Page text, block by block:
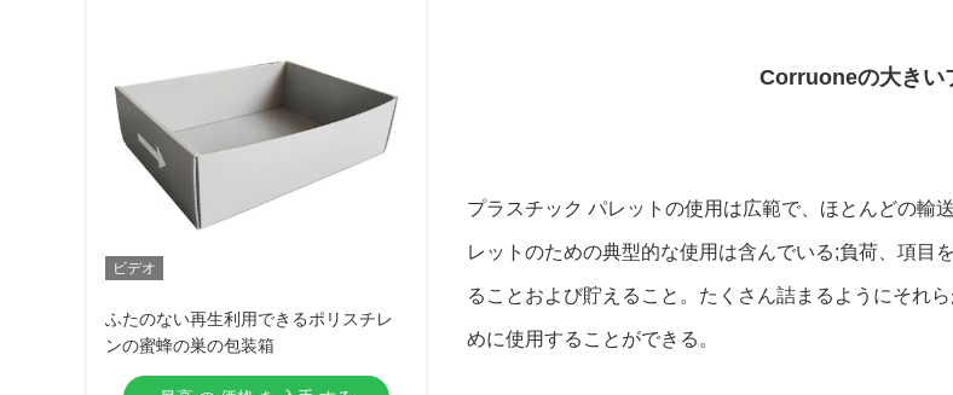
ビデオ
ふたのない再生利用できるポリスチレ
ンの蜜蜂の巣の包装箱
Corruoneの大きい
プラスチック パレットの使用は広範で、ほとんどの輸
レットのための典型的な使用は含んでいる;負荷、項目
ることおよび貯えること。たくさん詰まるようにそれ
めに使用することができる。